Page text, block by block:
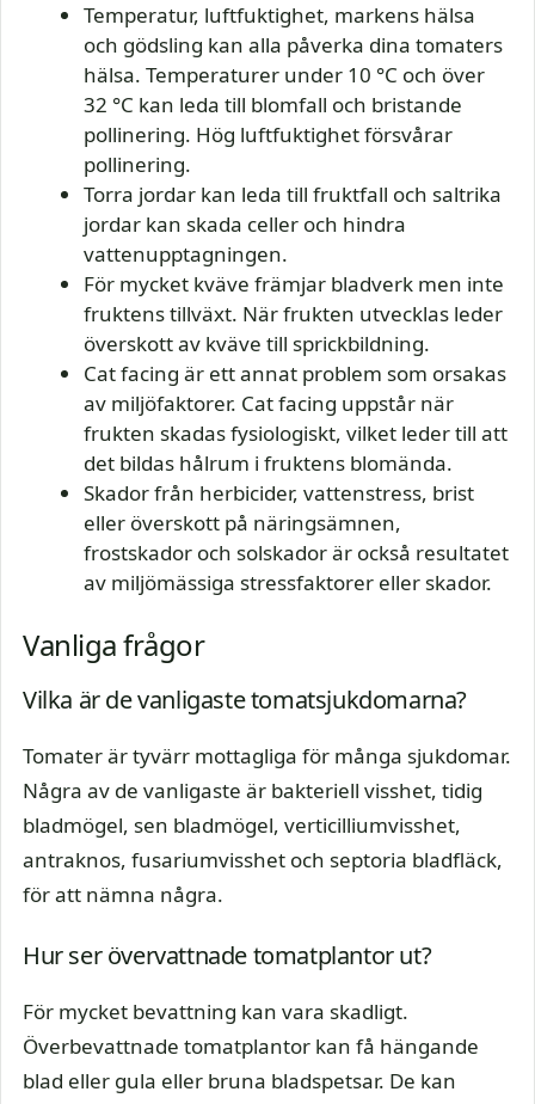
Temperatur, luftfuktighet, markens hälsa
och gödsling kan alla påverka dina tomaters
hälsa. Temperaturer under 10 °C och över
32 °C kan leda till blomfall och bristande
pollinering. Hög luftfuktighet försvårar
pollinering.
Torra jordar kan leda till fruktfall och saltrika
jordar kan skada celler och hindra
vattenupptagningen.
För mycket kväve främjar bladverk men inte
fruktens tillväxt. När frukten utvecklas leder
överskott av kväve till sprickbildning.
Cat facing är ett annat problem som orsakas
av miljöfaktorer. Cat facing uppstår när
frukten skadas fysiologiskt, vilket leder till att
det bildas hålrum i fruktens blomända.
Skador från herbicider, vattenstress, brist
eller överskott på näringsämnen,
frostskador och solskador är också resultatet
av miljömässiga stressfaktorer eller skador.
Vanliga frågor
Vilka är de vanligaste tomatsjukdomarna?
Tomater är tyvärr mottagliga för många sjukdomar.
Några av de vanligaste är bakteriell visshet, tidig
bladmögel, sen bladmögel, verticilliumvisshet,
antraknos, fusariumvisshet och septoria bladfläck,
för att nämna några.
Hur ser övervattnade tomatplantor ut?
För mycket bevattning kan vara skadligt.
Överbevattnade tomatplantor kan få hängande
blad eller gula eller bruna bladspetsar. De kan